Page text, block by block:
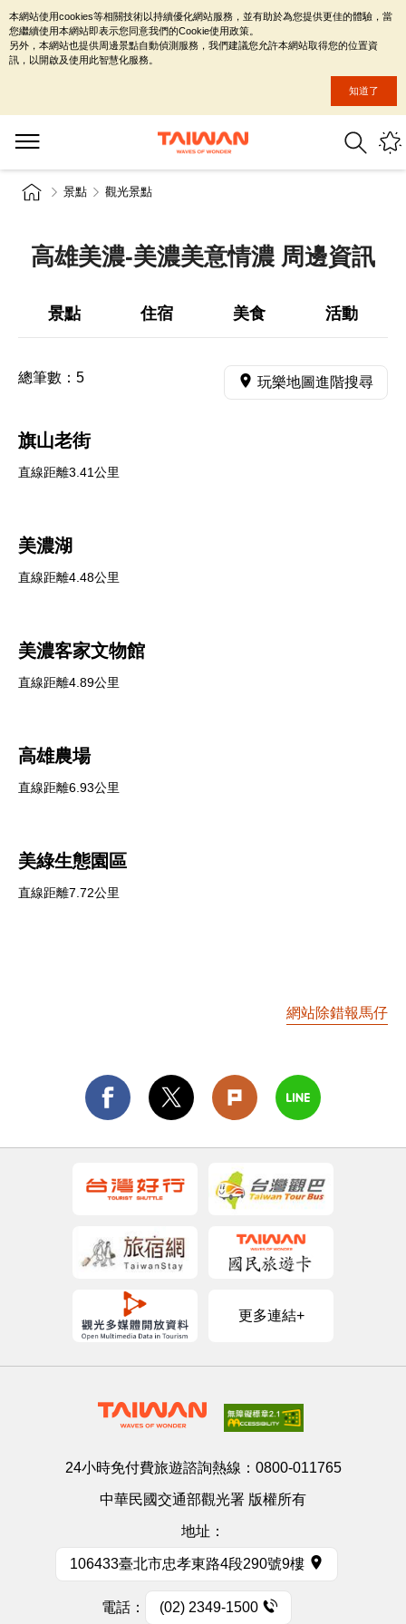
景點 觀光景點
高雄美濃-美濃美意情濃 周邊資訊
景點 住宿 美食 活動
總筆數： 5 玩樂地圖進階搜尋
旗山老街
直線距離3.41公里
美濃湖
直線距離4.48公里
美濃客家文物館
直線距離4.89公里
高雄農場
直線距離6.93公里
美綠生態園區
直線距離7.72公里
網站除錯報馬仔
更多連結+
24小時免付費旅遊諮詢熱線： 0800-011765
中華民國交通部觀光署 版權所有
地址：
106433臺北市忠孝東路4段290號9樓
電話： (02) 2349-1500
本網站使用cookies等相關技術以持續優化網站服務，並有助於為您提供更佳的體驗，當
您繼續使用本網站即表示您同意我們的Cookie使用政策。
另外，本網站也提供周邊景點自動偵測服務，我們建議您允許本網站取得您的位置資
訊，以開啟及使用此智慧化服務。
知道了